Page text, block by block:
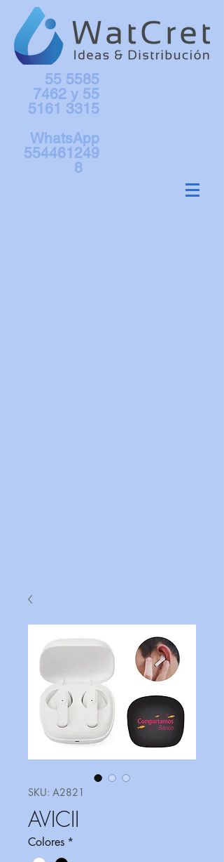
55 5585
7462 y 55
5161 3315
WhatsApp
554461249
8
SKU: A2821
AVICII
Colores *